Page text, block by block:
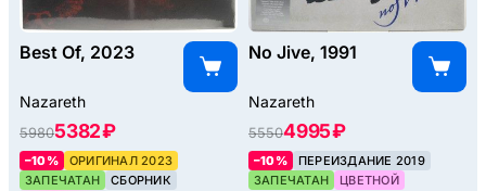
Best Of, 2023
Nazareth
59805382 ₽
–10%
ОРИГИНАЛ 2023
ЗАПЕЧАТАН
СБОРНИК
No Jive, 1991
Nazareth
55504995 ₽
–10%
ПЕРЕИЗДАНИЕ 2019
ЗАПЕЧАТАН
ЦВЕТНОЙ